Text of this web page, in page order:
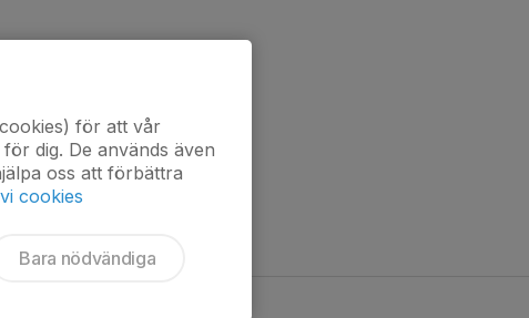
för att vår
dig. De används även
oss att förbättra
cookies
Bara nödvändiga